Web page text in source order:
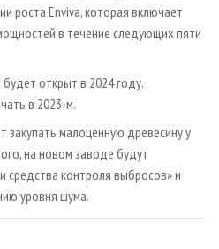
роста Enviva, которая включает
в течение следующих пяти
открыт в 2024 году.
в 2023-м.
закупать малоценную древесину у
на новом заводе будут
средства контроля выбросов» и
уровня шума.